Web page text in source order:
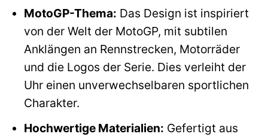
MotoGP-Thema: Das Design ist inspiriert
von der Welt der MotoGP, mit subtilen
Anklängen an Rennstrecken, Motorräder
und die Logos der Serie. Dies verleiht der
Uhr einen unverwechselbaren sportlichen
Charakter.
Hochwertige Materialien: Gefertigt aus